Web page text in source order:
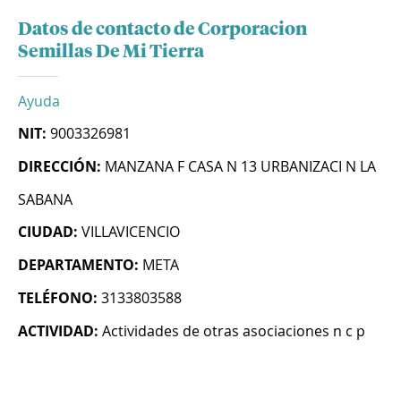
Datos de contacto de Corporacion
Semillas De Mi Tierra
Ayuda
NIT: 9003326981
DIRECCIÓN: MANZANA F CASA N 13 URBANIZACI N LA
SABANA
CIUDAD: VILLAVICENCIO
DEPARTAMENTO: META
TELÉFONO: 3133803588
ACTIVIDAD: Actividades de otras asociaciones n c p